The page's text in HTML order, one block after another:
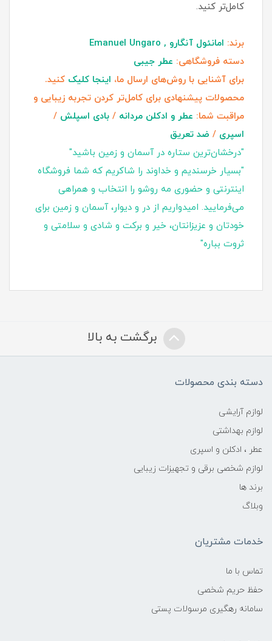
کامل‌تر کنید.
برند: امانئول آنگارو , Emanuel Ungaro
دسته فروشگاهی: عطر جیبی
برای آشنایی با روش‌های ارسال ما، اینجا کلیک کنید.
محصولات پیشنهادی برای کامل‌تر کردن تجربه زیبایی و
مراقبت شما: عطر و ادکلن مردانه / بادی اسپلش /
اسپری / ضد تعریق
"درخشان‌ترین ستاره در آسمان و زمین باشید"
"بسیار خرسندیم و خداوند را شاکریم که شما فروشگاه
اینترنتی و حضوری مه روشو را انتخاب و همراهی
می‌فرمایید. امیدواریم از در و دیوار، آسمان و زمین برای
خودتان و عزیزانتان، خیر و برکت و شادی و سلامتی و
ثروت بباره"
برگشت به بالا
دسته بندی محصولات
لوازم آرایشی
لوازم بهداشتی
عطر ، ادکلن و اسپری
لوازم شخصی برقی و تجهیزات زیبایی
برند ها
وبلاگ
خدمات مشتریان
تماس با ما
حفظ حریم شخصی
سامانه رهگیری مرسولات پستی